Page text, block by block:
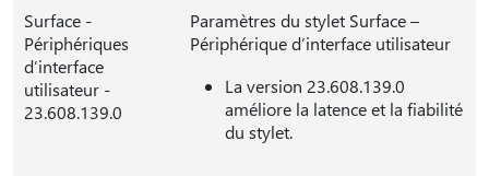
Surface -
Périphériques
d’interface
utilisateur -
23.608.139.0
Paramètres du stylet Surface –
Périphérique d’interface utilisateur
La version 23.608.139.0
améliore la latence et la fiabilité
du stylet.